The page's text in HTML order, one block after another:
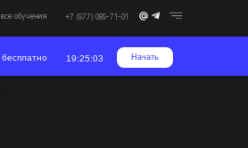
все обучения +7 (977) 089-71-01
19:25:03 Начать